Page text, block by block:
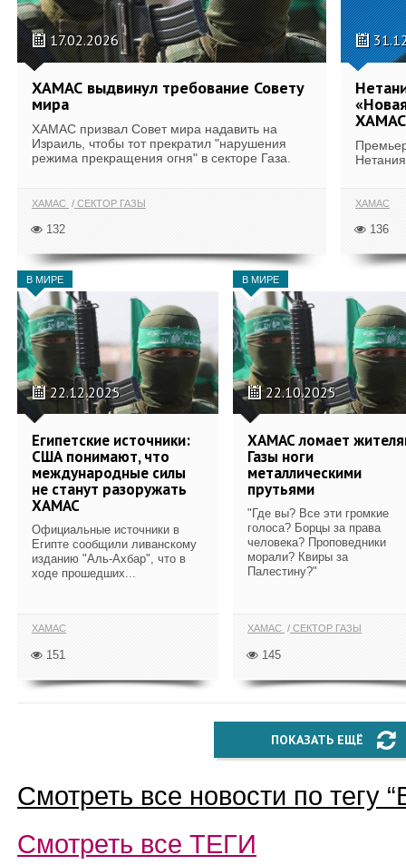
17.02.2026
ХАМАС выдвинул требование Совету
мира
ХАМАС призвал Совет мира надавить на
Израиль, чтобы тот прекратил "нарушения
режима прекращения огня" в секторе Газа.
ХАМАС СЕКТОР ГАЗЫ
132
ХАМАС
ХАМАС
136
В МИРЕ
22.12.2025
Египетские источники:
США понимают, что
международные силы
не станут разоружать
ХАМАС
Официальные источники в
Египте сообщили ливанскому
изданию "Аль-Ахбар", что в
ходе прошедших...
ХАМАС
151
В МИРЕ
22.10.2025
ХАМАС ломает
Газы ноги
металлическими
прутьями
"Где вы? Все эти громкие
голоса? Борцы за права
человека? Проповедники
морали? Квиры за
Палестину?"
ХАМАС СЕКТОР ГАЗЫ
145
ПОКАЗАТЬ ЕЩЁ
Смотреть все новости по тегу “
Смотреть все ТЕГИ